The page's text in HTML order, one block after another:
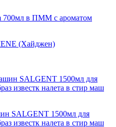
700мл в ПММ с ароматом
(Хайджен)
SALGENT 1500мл для
известк налета в стир маш